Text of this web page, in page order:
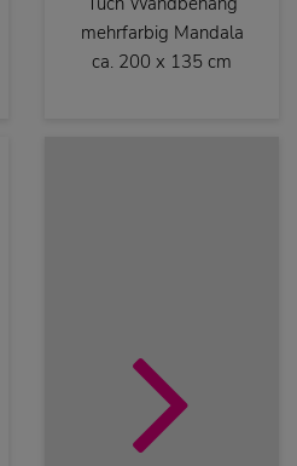
mehrfarbig Mandala
ca. 200 x 135 cm